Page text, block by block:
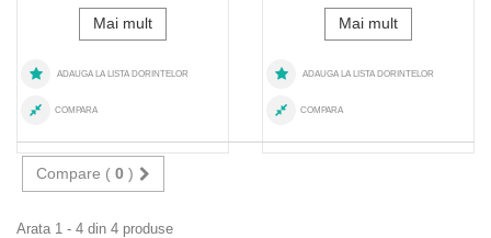
Mai mult
ADAUGA LA LISTA DORINTELOR
COMPARA
Mai mult
ADAUGA LA LISTA DORINTELOR
COMPARA
Compare ( 0 )
Arata 1 - 4 din 4 produse